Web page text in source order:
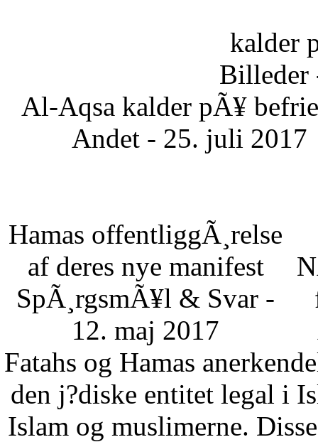
kalder
Billeder
Al-Aqsa kalder pÃ¥
Andet - 25. juli 2017
Hamas offentliggÃ¸relse
af deres nye manifest
SpÃ¸rgsmÃ¥l & Svar -
12. maj 2017
Fatahs og Hamas
den j?diske entitet legal i
Islam og muslimerne.